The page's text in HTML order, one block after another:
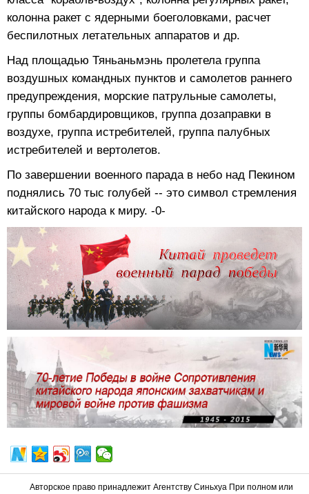
колонна ракет с ядерными боеголовками, расчет
беспилотных летательных аппаратов и др.
Над площадью Тяньаньмэнь пролетела группа
воздушных командных пунктов и самолетов раннего
предупреждения, морские патрульные самолеты,
группы бомбардировщиков, группа дозаправки в
воздухе, группа истребителей, группа палубных
истребителей и вертолетов.
По завершении военного парада в небо над Пекином
поднялись 70 тыс голубей -- это символ стремления
китайского народа к миру. -0-
Авторское право принадлежит Агентству Синьхуа При полном или